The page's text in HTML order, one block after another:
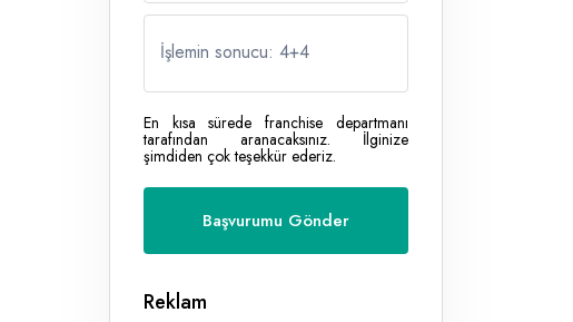
İşlemin sonucu: 4+4
En kısa sürede franchise departmanı
tarafından aranacaksınız. İlginize
şimdiden çok teşekkür ederiz.
Reklam